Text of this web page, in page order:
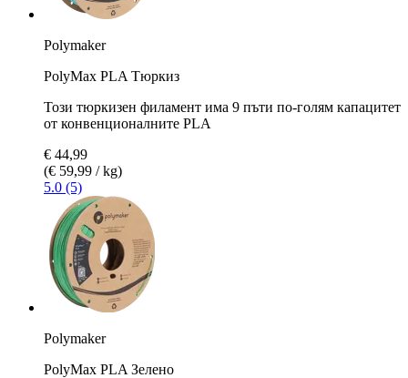
Polymaker
PolyMax PLA Tюркиз
Този тюркизен филамент има 9 пъти по-голям капацитет
от конвенционалните PLA
€ 44,99
(€ 59,99 / kg)
5.0 (5)
Polymaker
PolyMax PLA Зелено